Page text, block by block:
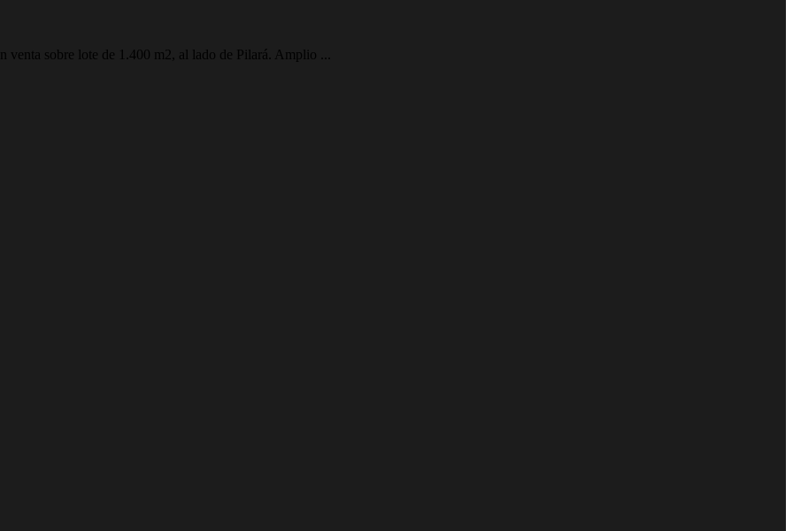
sobre lote de 1.400 m2, al lado de Pilará. Amplio ...